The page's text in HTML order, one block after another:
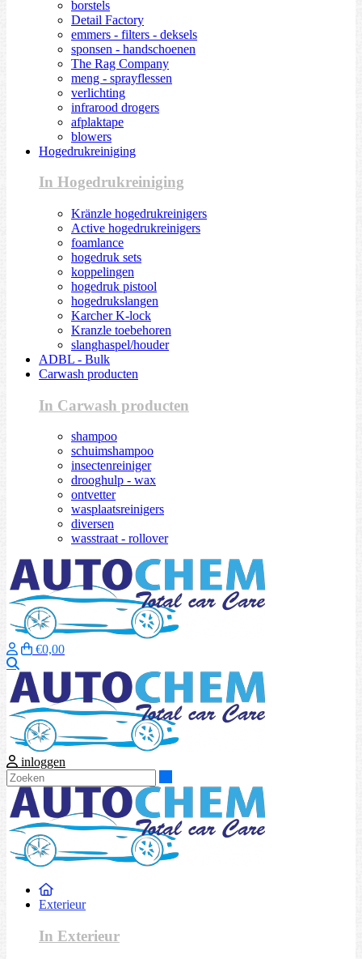
borstels
Detail Factory
emmers - filters - deksels
sponsen - handschoenen
The Rag Company
meng - sprayflessen
verlichting
infrarood drogers
afplaktape
blowers
Hogedrukreiniging
In Hogedrukreiniging
Kränzle hogedrukreinigers
Active hogedrukreinigers
foamlance
hogedruk sets
koppelingen
hogedruk pistool
hogedrukslangen
Karcher K-lock
Kranzle toebehoren
slanghaspel/houder
ADBL - Bulk
Carwash producten
In Carwash producten
shampoo
schuimshampoo
insectenreiniger
drooghulp - wax
ontvetter
wasplaatsreinigers
diversen
wasstraat - rollover
€0,00
inloggen
Exterieur
In Exterieur